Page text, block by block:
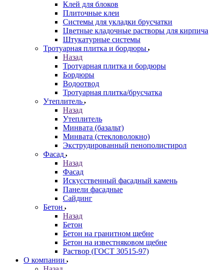
Клей для блоков
Плиточные клеи
Системы для укладки брусчатки
Цветные кладочные растворы для кирпича
Штукатурные системы
Тротуарная плитка и бордюры
Назад
Тротуарная плитка и бордюры
Бордюры
Водоотвод
Тротуарная плитка/брусчатка
Утеплитель
Назад
Утеплитель
Минвата (базальт)
Минвата (стекловолокно)
Экструдированный пенополистирол
Фасад
Назад
Фасад
Искусственный фасадный камень
Панели фасадные
Сайдинг
Бетон
Назад
Бетон
Бетон на гранитном щебне
Бетон на известняковом щебне
Раствор (ГОСТ 30515-97)
О компании